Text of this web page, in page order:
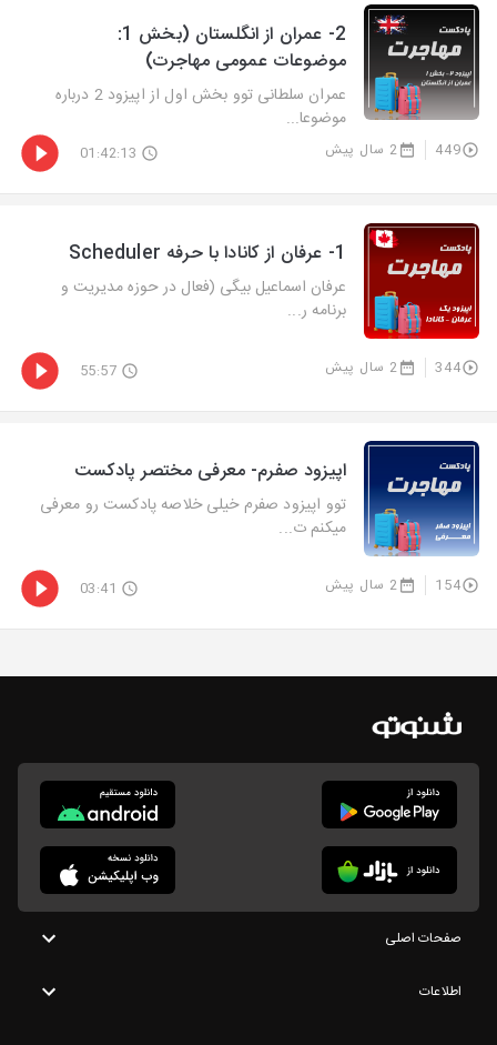
2- عمران از انگلستان (بخش 1:
موضوعات عمومی مهاجرت)
عمران سلطانی توو بخش اول از اپیزود 2 درباره
موضوعا...
449 2 سال پیش 01:42:13
1- عرفان از کانادا با حرفه Scheduler
عرفان اسماعیل بیگی (فعال در حوزه مدیریت و
برنامه ر...
344 2 سال پیش 55:57
اپیزود صفرم- معرفی مختصر پادکست
توو اپیزود صفرم خیلی خلاصه پادکست رو معرفی
میکنم ت...
154 2 سال پیش 03:41
صفحات اصلی
اطلاعات